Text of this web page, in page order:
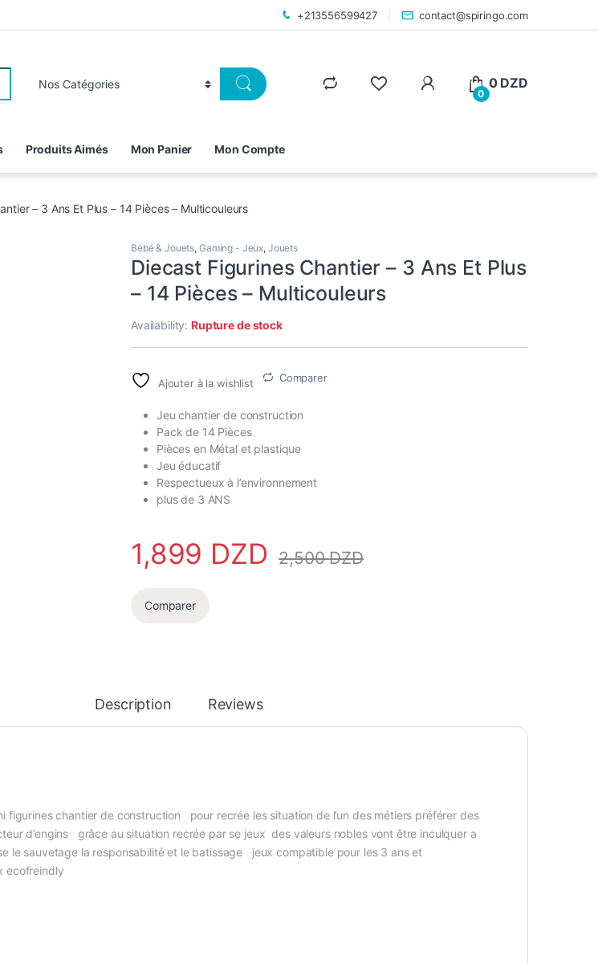
+213556599427 contact@spiringo.com
0
0 DZD
Produits Aimés Mon Panier Mon Compte
– 3 Ans Et Plus – 14 Pièces – Multicouleurs
Bébé & Jouets, Gaming - Jeux, Jouets
Diecast Figurines Chantier – 3 Ans Et Plus
– 14 Pièces – Multicouleurs
Availability:Rupture de stock
Ajouter à la wishlist Comparer
Jeu chantier de construction
Pack de 14 Pièces
Pièces en Métal et plastique
Jeu éducatif
Respectueux à l’environnement
plus de 3 ANS
1,899 DZD 2,500DZD
Comparer
Description Reviews
figurines chantier de construction pour recrée les situation de l’un des métiers préférer des
d’engins grâce au situation recrée par se jeux des valeurs nobles vont être inculquer a
le sauvetage la responsabilité et le batissage jeux compatible pour les 3 ans et
ecofreindly